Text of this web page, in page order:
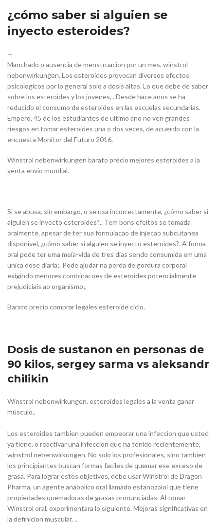
¿cómo saber si alguien se
inyecto esteroides?
—
Manchado o ausencia de menstruacion por un mes, winstrol
nebenwirkungen. Los esteroides provocan diversos efectos
psicologicos por lo general solo a dosis altas. Lo que debe de saber
sobre los esteroides y los jovenes, . Desde hace anos se ha
reducido el consumo de esteroides en las escuelas secundarias.
Empero, 45 de los estudiantes de ultimo ano no ven grandes
riesgos en tomar esteroides una o dos veces, de acuerdo con la
encuesta Monitor del Futuro 2016.
Winstrol nebenwirkungen barato precio mejores esteroides a la
venta envío mundial.
Si se abusa, sin embargo, o se usa incorrectamente, ¿cómo saber si
alguien se inyecto esteroides?.. Tem bons efeitos se tomada
oralmente, apesar de ter sua formulacao de injecao subcutanea
disponivel, ¿cómo saber si alguien se inyecto esteroides?. A forma
oral pode ter uma meia-vida de tres dias sendo consumida em uma
unica dose diaria;. Pode ajudar na perda de gordura corporal
exigindo menores combinacoes de esteroides potencialmente
prejudiciais ao organismo;.
Barato precio comprar legales esteroide ciclo.
Dosis de sustanon en personas de
90 kilos, sergey sarma vs aleksandr
chilikin
Winstrol nebenwirkungen, esteroides legales a la venta ganar
músculo..
—
Los esteroides tambien pueden empeorar una infeccion que usted
ya tiene, o reactivar una infeccion que ha tenido recientemente,
winstrol nebenwirkungen. No solo los profesionales, sino tambien
los principiantes buscan formas faciles de quemar ese exceso de
grasa. Para lograr estos objetivos, debe usar Winstrol de Dragon
Pharma, un agente anabolico oral llamado estanozolol que tiene
propiedades quemadoras de grasas pronunciadas. Al tomar
Winstrol oral, experimentara lo siguiente. Mejoras significativas en
la definicion muscular, ..